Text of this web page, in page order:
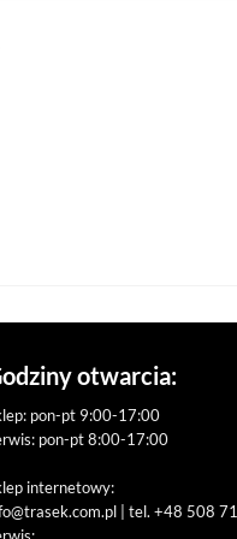
otwarcia:
pon-pt 9:00-17:00
pon-pt 8:00-17:00
internetowy:
| tel. +48 508